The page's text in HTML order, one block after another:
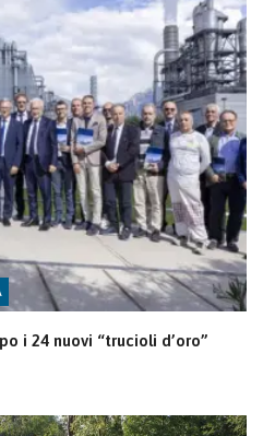
i 24 nuovi “trucioli d’oro”